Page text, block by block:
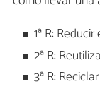
1ª R:
2ª R:
3ª R: